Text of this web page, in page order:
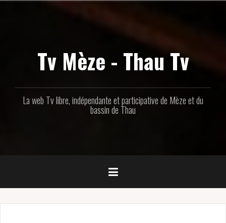
Tv Mèze - Thau Tv
La web Tv libre, indépendante et participative de Mèze et du
bassin de Thau